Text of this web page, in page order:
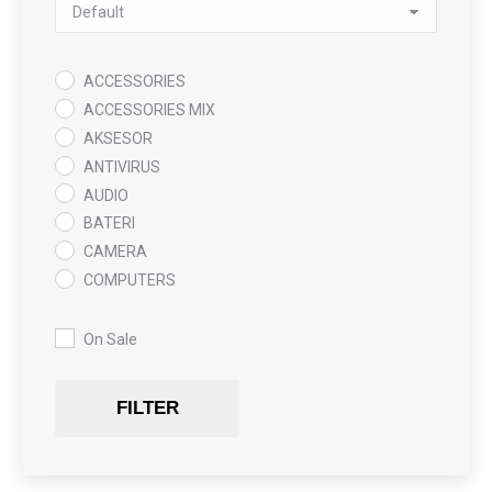
Sort Products
ACCESSORIES
ACCESSORIES MIX
AKSESOR
ANTIVIRUS
AUDIO
BATERI
CAMERA
COMPUTERS
DATA RECOVERY
On Sale
FILTER